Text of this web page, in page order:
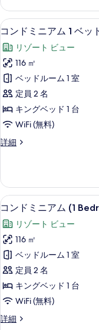
を
表
示
す
る
べ
て
の
写
真
を
表
示
す
ニ
ア
ム
Bedroom)
の
詳
細
コ
ン
ド
ミ
ニ
ア
ム
ベ
ド
ル
ー
ム
(F204)
の
す
べ
て
の
18
コンドミニアム 1 ベ
リゾート ビュー
116 ㎡
ベッドルーム 1 室
定員 2 名
キングベッド 1 台
WiFi (無料)
詳細
コ
ニ
ア
ム
ベ
ッ
ド
ル
ー
ム
(F204)
の
詳
細
コ
ン
ド
ミ
ニ
ア
ム
(1
Bedroom)
18
コンドミニアム (1
リゾート ビュー
116 ㎡
ベッドルーム 1 室
定員 2 名
キングベッド 1 台
WiFi (無料)
詳細
コ